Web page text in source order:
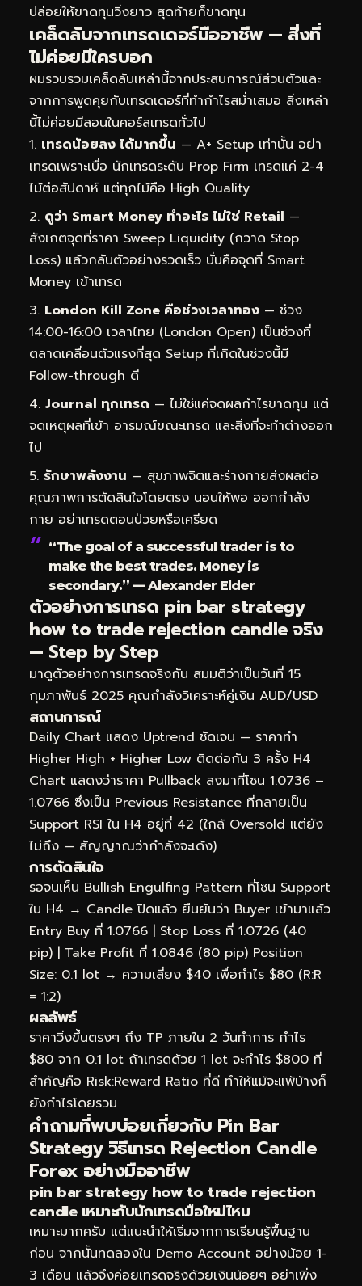
ปล่อยให้ขาดทุนวิ่งยาว สุดท้ายก็ขาดทุน
เคล็ดลับจากเทรดเดอร์มืออาชีพ — สิ่งที่
ไม่ค่อยมีใครบอก
ผมรวบรวมเคล็ดลับเหล่านี้จากประสบการณ์ส่วนตัวและ
จากการพูดคุยกับเทรดเดอร์ที่ทำกำไรสม่ำเสมอ สิ่งเหล่า
นี้ไม่ค่อยมีสอนในคอร์สเทรดทั่วไป
เทรดน้อยลง ได้มากขึ้น — A+ Setup เท่านั้น อย่า
เทรดเพราะเบื่อ นักเทรดระดับ Prop Firm เทรดแค่ 2-4
ไม้ต่อสัปดาห์ แต่ทุกไม้คือ High Quality
ดูว่า Smart Money ทำอะไร ไม่ใช่ Retail —
สังเกตจุดที่ราคา Sweep Liquidity (กวาด Stop
Loss) แล้วกลับตัวอย่างรวดเร็ว นั่นคือจุดที่ Smart
Money เข้าเทรด
London Kill Zone คือช่วงเวลาทอง — ช่วง
14:00-16:00 เวลาไทย (London Open) เป็นช่วงที่
ตลาดเคลื่อนตัวแรงที่สุด Setup ที่เกิดในช่วงนี้มี
Follow-through ดี
Journal ทุกเทรด — ไม่ใช่แค่จดผลกำไรขาดทุน แต่
จดเหตุผลที่เข้า อารมณ์ขณะเทรด และสิ่งที่จะทำต่างออก
ไป
รักษาพลังงาน — สุขภาพจิตและร่างกายส่งผลต่อ
คุณภาพการตัดสินใจโดยตรง นอนให้พอ ออกกำลัง
กาย อย่าเทรดตอนป่วยหรือเครียด
“The goal of a successful trader is to
make the best trades. Money is
secondary.” — Alexander Elder
ตัวอย่างการเทรด pin bar strategy
how to trade rejection candle จริง
— Step by Step
มาดูตัวอย่างการเทรดจริงกัน สมมติว่าเป็นวันที่ 15
กุมภาพันธ์ 2025 คุณกำลังวิเคราะห์คู่เงิน AUD/USD
สถานการณ์
Daily Chart แสดง Uptrend ชัดเจน — ราคาทำ
Higher High + Higher Low ติดต่อกัน 3 ครั้ง H4
Chart แสดงว่าราคา Pullback ลงมาที่โซน 1.0736 –
1.0766 ซึ่งเป็น Previous Resistance ที่กลายเป็น
Support RSI ใน H4 อยู่ที่ 42 (ใกล้ Oversold แต่ยัง
ไม่ถึง — สัญญาณว่ากำลังจะเด้ง)
การตัดสินใจ
รอจนเห็น Bullish Engulfing Pattern ที่โซน Support
ใน H4 → Candle ปิดแล้ว ยืนยันว่า Buyer เข้ามาแล้ว
Entry Buy ที่ 1.0766 | Stop Loss ที่ 1.0726 (40
pip) | Take Profit ที่ 1.0846 (80 pip) Position
Size: 0.1 lot → ความเสี่ยง $40 เพื่อกำไร $80 (R:R
= 1:2)
ผลลัพธ์
ราคาวิ่งขึ้นตรงๆ ถึง TP ภายใน 2 วันทำการ กำไร
$80 จาก 0.1 lot ถ้าเทรดด้วย 1 lot จะกำไร $800 ที่
สำคัญคือ Risk:Reward Ratio ที่ดี ทำให้แม้จะแพ้บ้างก็
ยังกำไรโดยรวม
คำถามที่พบบ่อยเกี่ยวกับ Pin Bar
Strategy วิธีเทรด Rejection Candle
Forex อย่างมืออาชีพ
pin bar strategy how to trade rejection
candle เหมาะกับนักเทรดมือใหม่ไหม
เหมาะมากครับ แต่แนะนำให้เริ่มจากการเรียนรู้พื้นฐาน
ก่อน จากนั้นทดลองใน Demo Account อย่างน้อย 1-
3 เดือน แล้วจึงค่อยเทรดจริงด้วยเงินน้อยๆ อย่าเพิ่ง